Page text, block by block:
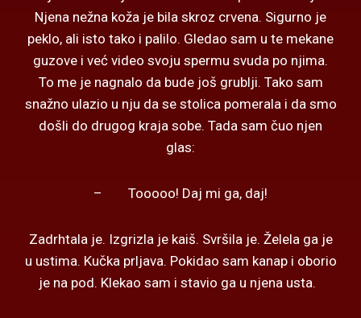
Njena nežna koža je bila skroz crvena. Sigurno je
peklo, ali isto tako i palilo. Gledao sam u te mekane
guzove i već video svoju spermu svuda po njima.
To me je nagnalo da bude još grublji. Tako sam
snažno ulazio u nju da se stolica pomerala i da smo
došli do drugog kraja sobe. Tada sam čuo njen
glas:
– Tooooo! Daj mi ga, daj!
Zadrhtala je. Izgrizla je kaiš. Svršila je. Želela ga je
u ustima. Kučka prljava. Pokidao sam kanap i oborio
je na pod. Klekao sam i stavio ga u njena usta.